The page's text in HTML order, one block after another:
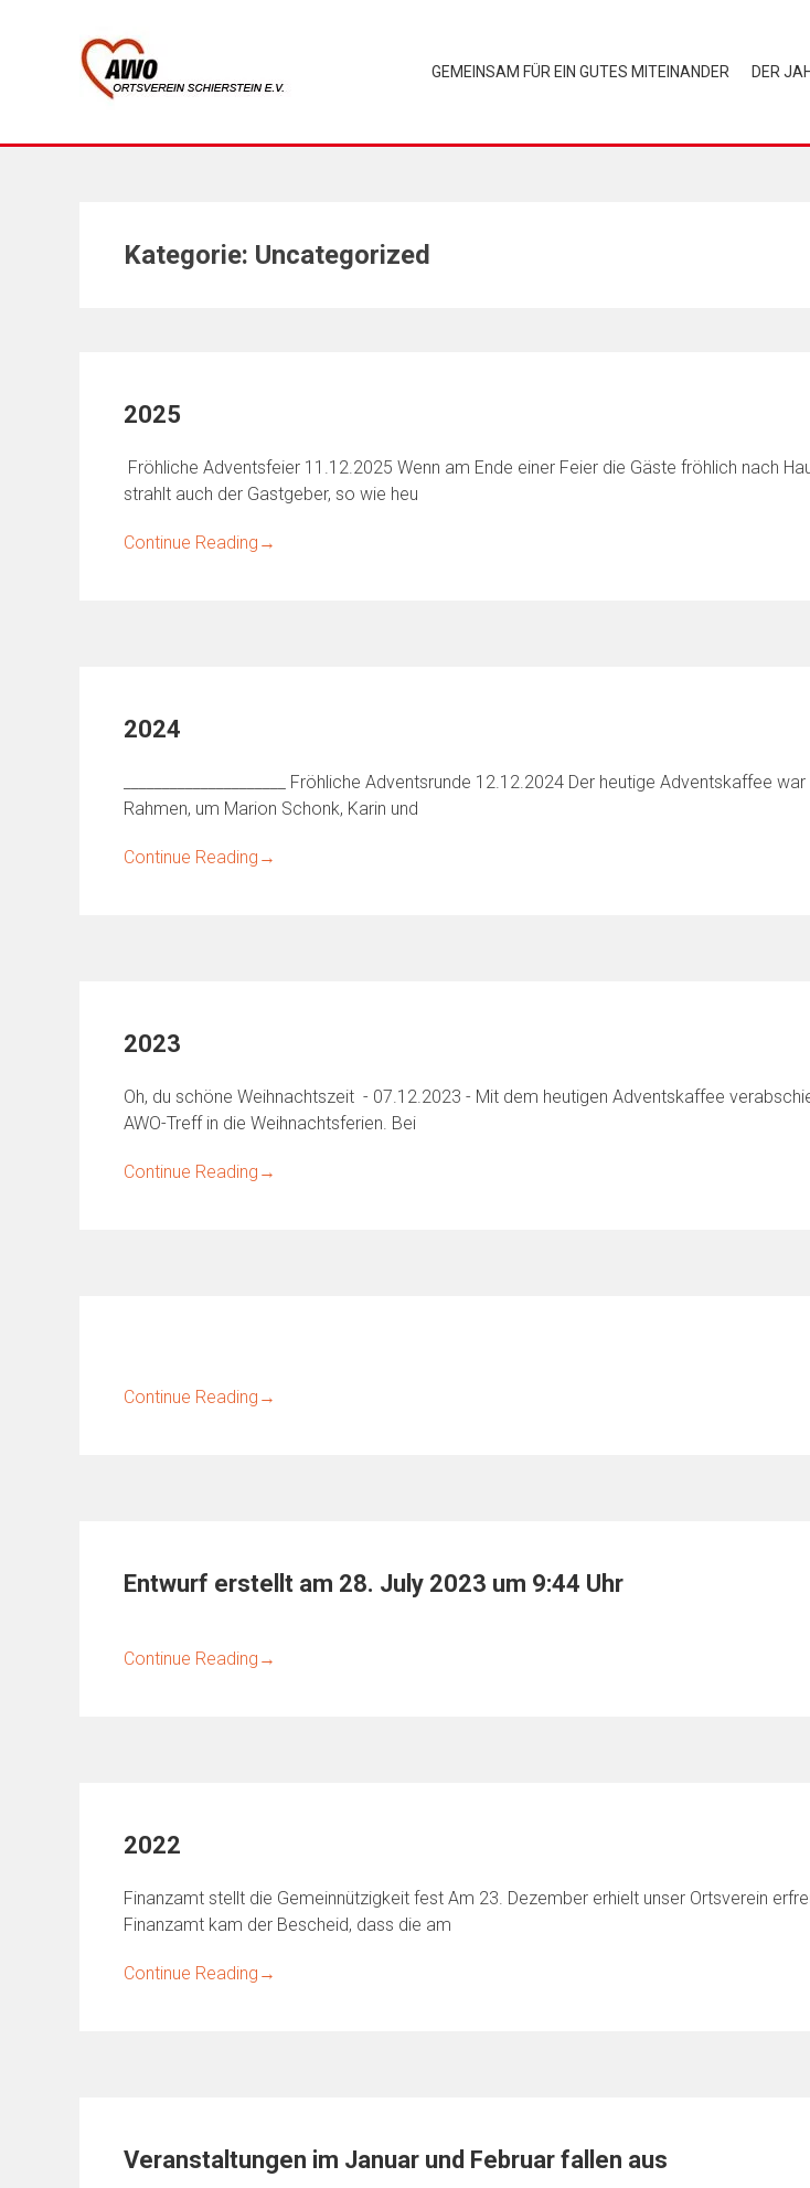
GEMEINSAM FÜR EIN GUTES MITEINANDER DER
Kategorie: Uncategorized
2025
Fröhliche Adventsfeier 11.12.2025 Wenn am Ende einer Feier die Gäste fröhlich nach
strahlt auch der Gastgeber, so wie heu
Continue Reading →
2024
_____________________ Fröhliche Adventsrunde 12.12.2024 Der heutige Adventskaffee
Rahmen, um Marion Schonk, Karin und
Continue Reading →
2023
Oh, du schöne Weihnachtszeit - 07.12.2023 - Mit dem heutigen Adventskaffee
AWO-Treff in die Weihnachtsferien. Bei
Continue Reading →
Continue Reading →
Entwurf erstellt am 28. July 2023 um 9:44 Uhr
Continue Reading →
2022
Finanzamt stellt die Gemeinnützigkeit fest Am 23. Dezember erhielt unser Ortsverein
Finanzamt kam der Bescheid, dass die am
Continue Reading →
Veranstaltungen im Januar und Februar fallen aus